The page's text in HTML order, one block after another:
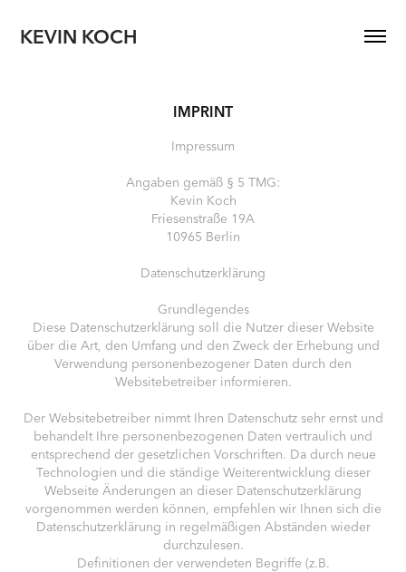
KEVIN KOCH
IMPRINT
Impressum
Angaben gemäß § 5 TMG:
Kevin Koch
Friesenstraße 19A
10965 Berlin
Datenschutzerklärung
Grundlegendes
Diese Datenschutzerklärung soll die Nutzer dieser Website
über die Art, den Umfang und den Zweck der Erhebung und
Verwendung personenbezogener Daten durch den
Websitebetreiber informieren.
Der Websitebetreiber nimmt Ihren Datenschutz sehr ernst und
behandelt Ihre personenbezogenen Daten vertraulich und
entsprechend der gesetzlichen Vorschriften. Da durch neue
Technologien und die ständige Weiterentwicklung dieser
Webseite Änderungen an dieser Datenschutzerklärung
vorgenommen werden können, empfehlen wir Ihnen sich die
Datenschutzerklärung in regelmäßigen Abständen wieder
durchzulesen.
Definitionen der verwendeten Begriffe (z.B.